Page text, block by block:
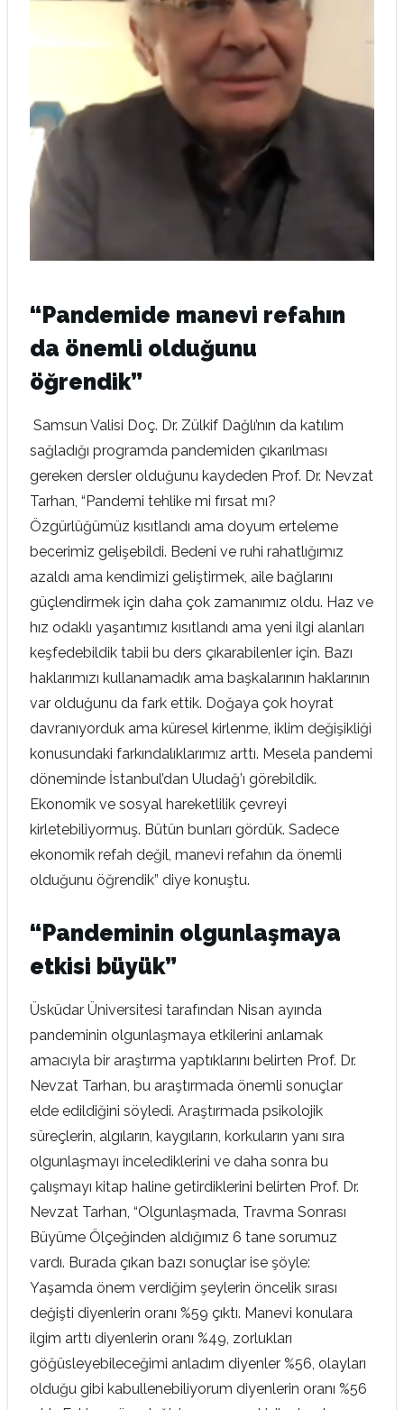
“Pandemide manevi refahın
da önemli olduğunu
öğrendik”
Samsun Valisi Doç. Dr. Zülkif Dağlı’nın da katılım
sağladığı programda pandemiden çıkarılması
gereken dersler olduğunu kaydeden Prof. Dr. Nevzat
Tarhan, “Pandemi tehlike mi fırsat mı?
Özgürlüğümüz kısıtlandı ama doyum erteleme
becerimiz gelişebildi. Bedeni ve ruhi rahatlığımız
azaldı ama kendimizi geliştirmek, aile bağlarını
güçlendirmek için daha çok zamanımız oldu. Haz ve
hız odaklı yaşantımız kısıtlandı ama yeni ilgi alanları
keşfedebildik tabii bu ders çıkarabilenler için. Bazı
haklarımızı kullanamadık ama başkalarının haklarının
var olduğunu da fark ettik. Doğaya çok hoyrat
davranıyorduk ama küresel kirlenme, iklim değişikliği
konusundaki farkındalıklarımız arttı. Mesela pandemi
döneminde İstanbul’dan Uludağ’ı görebildik.
Ekonomik ve sosyal hareketlilik çevreyi
kirletebiliyormuş. Bütün bunları gördük. Sadece
ekonomik refah değil, manevi refahın da önemli
olduğunu öğrendik” diye konuştu.
“Pandeminin olgunlaşmaya
etkisi büyük”
Üsküdar Üniversitesi tarafından Nisan ayında
pandeminin olgunlaşmaya etkilerini anlamak
amacıyla bir araştırma yaptıklarını belirten Prof. Dr.
Nevzat Tarhan, bu araştırmada önemli sonuçlar
elde edildiğini söyledi. Araştırmada psikolojik
süreçlerin, algıların, kaygıların, korkuların yanı sıra
olgunlaşmayı incelediklerini ve daha sonra bu
çalışmayı kitap haline getirdiklerini belirten Prof. Dr.
Nevzat Tarhan, “Olgunlaşmada, Travma Sonrası
Büyüme Ölçeğinden aldığımız 6 tane sorumuz
vardı. Burada çıkan bazı sonuçlar ise şöyle:
Yaşamda önem verdiğim şeylerin öncelik sırası
değişti diyenlerin oranı %59 çıktı. Manevi konulara
ilgim arttı diyenlerin oranı %49, zorlukları
göğüsleyebileceğimi anladım diyenler %56, olayları
olduğu gibi kabullenebiliyorum diyenlerin oranı %56